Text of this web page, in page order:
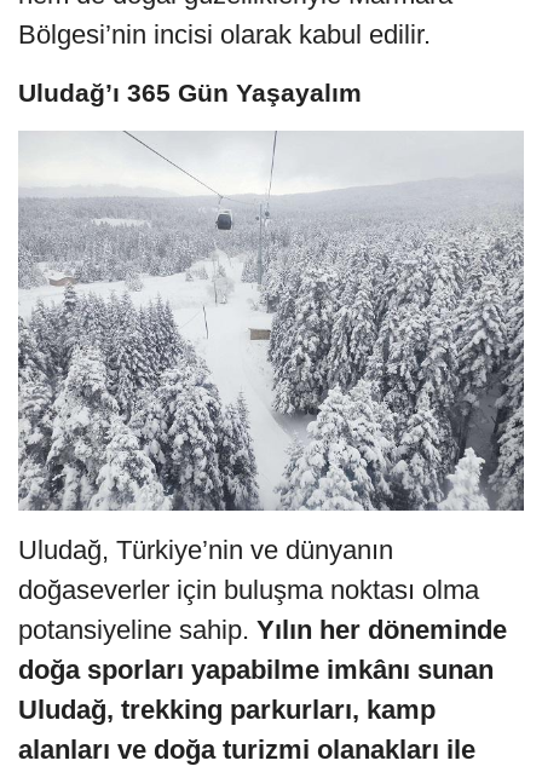
Bölgesi’nin incisi olarak kabul edilir.
Uludağ’ı 365 Gün Yaşayalım
Uludağ, Türkiye’nin ve dünyanın
doğaseverler için buluşma noktası olma
potansiyeline sahip. Yılın her döneminde
doğa sporları yapabilme imkânı sunan
Uludağ, trekking parkurları, kamp
alanları ve doğa turizmi olanakları ile